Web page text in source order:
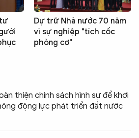
Dự trữ Nhà nước 70 năm
vì sự nghiệp "tích cốc
phòng cơ"
thiện chính sách hình sự để khơi
động lực phát triển đất nước